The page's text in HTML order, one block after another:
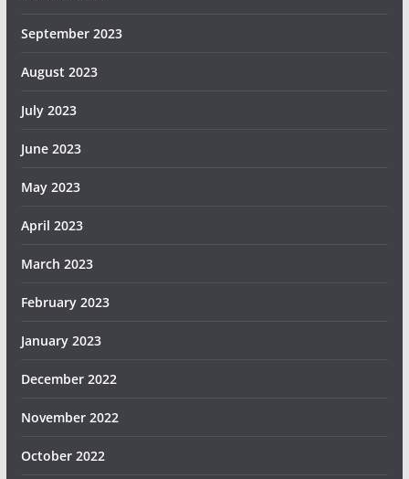
September 2023
August 2023
July 2023
June 2023
May 2023
April 2023
March 2023
February 2023
January 2023
December 2022
November 2022
October 2022